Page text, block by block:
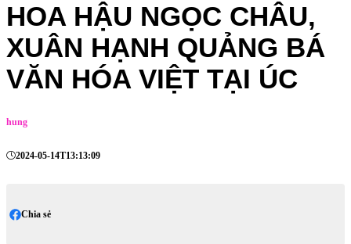
HOA HẬU NGỌC CHÂU,
XUÂN HẠNH QUẢNG BÁ
VĂN HÓA VIỆT TẠI ÚC
hung
2024-05-14T13:13:09
Chia sẻ